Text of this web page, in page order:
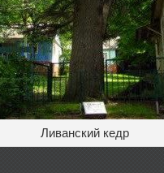
Ливанский кедр